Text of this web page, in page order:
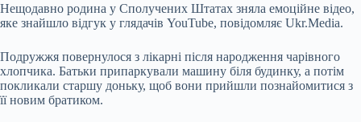
Нещодавно родина у Сполучених Штатах зняла емоційне відео,
яке знайшло відгук у глядачів YouTube, повідомляє Ukr.Media.
Подружжя повернулося з лікарні після народження чарівного
хлопчика. Батьки припаркували машину біля будинку, а потім
покликали старшу доньку, щоб вони прийшли познайомитися з
її новим братиком.